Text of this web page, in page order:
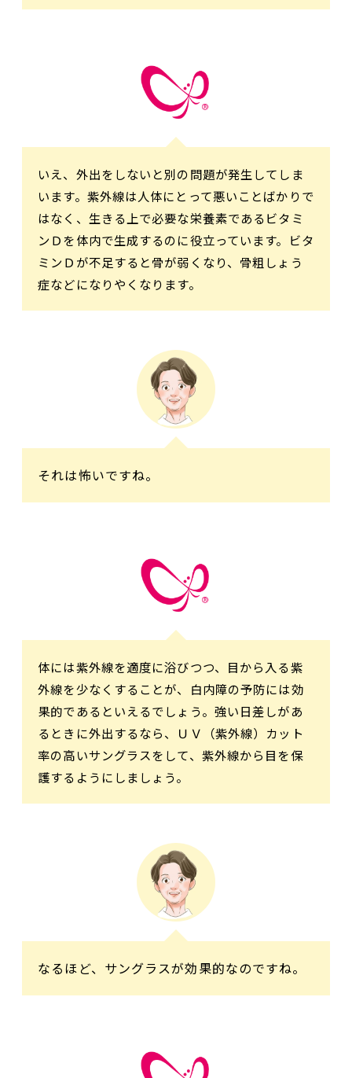
いえ、外出をしないと別の問題が発生してしま
います。紫外線は人体にとって悪いことばかりで
はなく、生きる上で必要な栄養素であるビタミ
ンＤを体内で生成するのに役立っています。ビタ
ミンＤが不足すると骨が弱くなり、骨粗しょう
症などになりやくなります。
それは怖いですね。
体には紫外線を適度に浴びつつ、目から入る紫
外線を少なくすることが、白内障の予防には効
果的であるといえるでしょう。強い日差しがあ
るときに外出するなら、ＵＶ（紫外線）カット
率の高いサングラスをして、紫外線から目を保
護するようにしましょう。
なるほど、サングラスが効果的なのですね。